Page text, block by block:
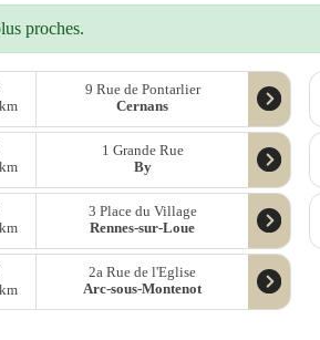
proches.
9 Rue de Pontarlier
Cernans
1 Grande Rue
By
3 Place du Village
Rennes-sur-Loue
2a Rue de l'Eglise
Arc-sous-Montenot